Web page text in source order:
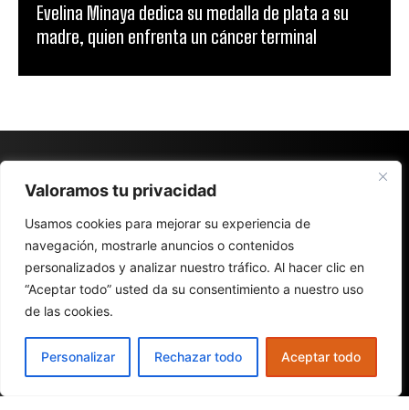
Valoramos tu privacidad
Usamos cookies para mejorar su experiencia de
navegación, mostrarle anuncios o contenidos
personalizados y analizar nuestro tráfico. Al hacer clic en
“Aceptar todo” usted da su consentimiento a nuestro uso
de las cookies.
Personalizar Rechazar todo Aceptar todo
Evelina Minaya dedica su medalla de plata a su
madre, quien enfrenta un cáncer terminal